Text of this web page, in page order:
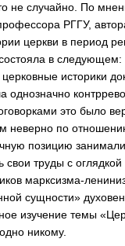
не случайно. По
РГГУ,
церкви в период
в следующем:
историки
однозначно
это было
неверно по
позицию занимали
труды с
марксизма-
сущности»
изучение темы
никому.